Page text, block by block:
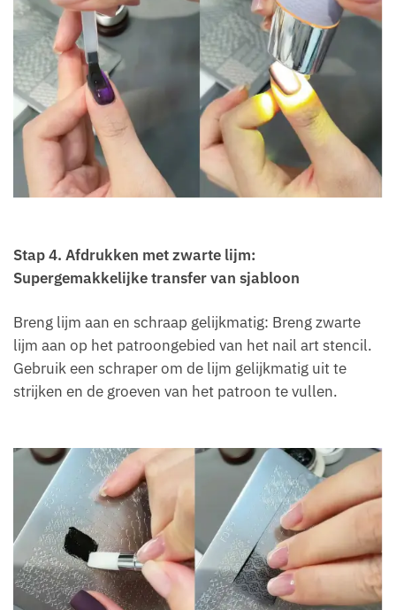
Stap 4. Afdrukken met zwarte lijm:
Supergemakkelijke transfer van sjabloon
Breng lijm aan en schraap gelijkmatig: Breng zwarte
lijm aan op het patroongebied van het nail art stencil.
Gebruik een schraper om de lijm gelijkmatig uit te
strijken en de groeven van het patroon te vullen.